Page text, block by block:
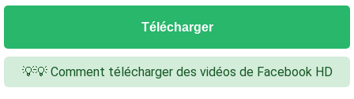
Télécharger
💡💡 Comment télécharger des vidéos de Facebook HD